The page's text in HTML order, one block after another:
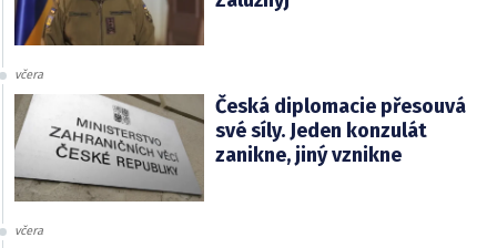
včera
Česká diplomacie přesouvá
své síly. Jeden konzulát
zanikne, jiný vznikne
včera